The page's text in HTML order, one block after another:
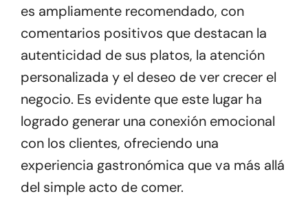
es ampliamente recomendado, con
comentarios positivos que destacan la
autenticidad de sus platos, la atención
personalizada y el deseo de ver crecer el
negocio. Es evidente que este lugar ha
logrado generar una conexión emocional
con los clientes, ofreciendo una
experiencia gastronómica que va más allá
del simple acto de comer.